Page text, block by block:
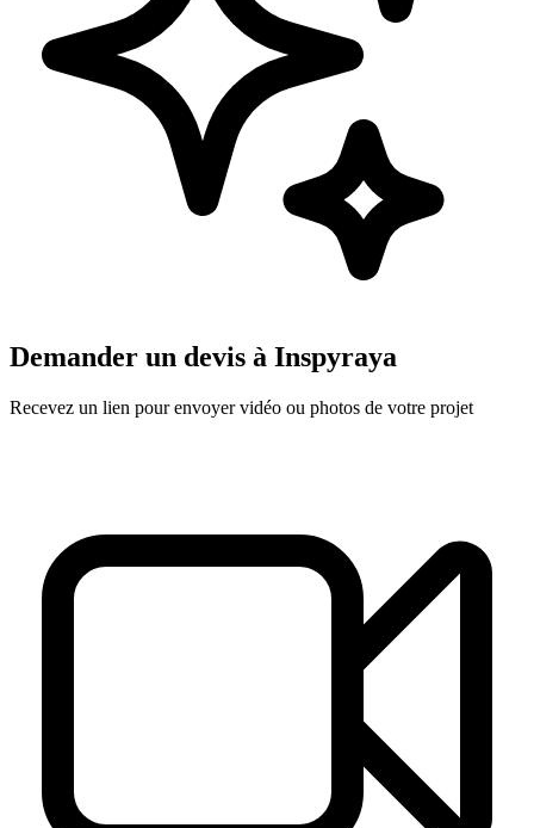
Demander un devis à Inspyraya
Recevez un lien pour envoyer vidéo ou photos de votre projet